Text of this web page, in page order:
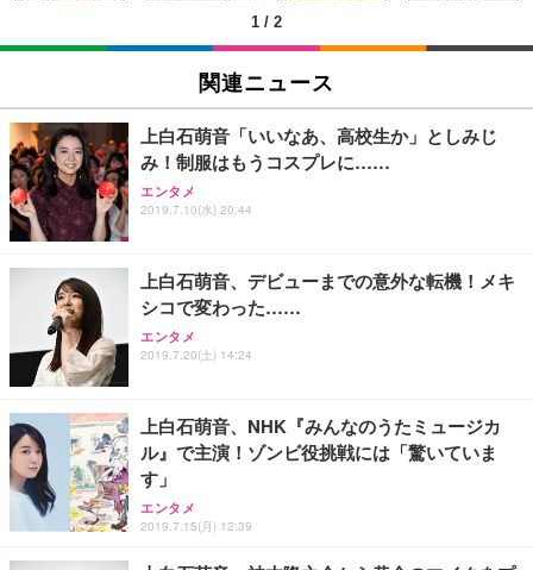
SIHOO B100 オフィスチェア／デスクチェア メッシ
ュチェア 人間工学 疲れない ブラック
￥27,999
Sezlife オフィスチェア デスクチェア 疲れない テレ
ワーク チェア 強化バックレスト 30度ロッキング機
能 人間工学 椅子 腰サポート 90度跳ね上げ式アーム
務用 おしゃれ パソコンチェア (ブラック)
Sezlife オフィスチェア デスクチェア 疲れない テレ
ワーク チェア 強化バックレスト 30度ロッキング機
能 人間工学 椅子 腰サポート 90度跳ね上げ式アーム
務用 おしゃれ パソコンチェア (ホワイト)
ANDWINT オフィスチェア デスクチェア 肘なし メ
ッシュ 通気性 ランバーサポート付き 腰サポート ガ
ス圧無段階昇降 360度回転 キャスター付き コンパク
ト 幅52×奥行58.5×高さ84～96cm テレワーク 在宅
￥4,139
EIZO ビジネス向けプレミアムモニター | FlexScan
￥109,572
【純正品】27"ゲーミングモニター DualSense 充電
フック付き（CFI-ZDM1J）
【整備済み品】Dell E2724HS 27インチ 液晶モニタ
ー フルHD（1920×1080）VA 非光沢 HDMI/DisplayP
ort/VGA スピーカー内蔵 高さ調整 スイベル VESA対
【MiniLED/24.5inch/280Hz/FHD】GRAPHT THE S
HOOTER Gaming Monitor 24” Essential ゲーミン
グモニター QD 24.5インチ 1ms FHD 量子ドット 残
像低減 (3年保証 | 輝点保証 | 日本メーカー)
￥34,980
Amazonベーシック ペットシーツ 厚型 ワイド 42枚
x2袋(84枚) ホワイト(吸収面:ライトブルー)
￥3,234
ネオ・ルーライフ ネオ・オムツ L 中型犬用 26枚入
り 単品
Smart Basic(スマートベーシック) 【Amazon.co.jp
限定】 Smart Basic アイリスオーヤマ ペットシーツ
超厚型 お徳用 ワイド 100枚入 (x 1) (ケース販売)
アイリスオーヤマ ペットシーツ 超厚型 お徳用 レギ
ュラー 200枚入【Amazon.co.jp限定】
￥3,731
1 / 2
関連ニュース
上白石萌音「いいなあ、高校生か」としみじ
み！制服はもうコスプレに……
エンタメ
2019.7.10(水) 20:44
上白石萌音、デビューまでの意外な転機！メキ
シコで変わった……
エンタメ
2019.7.20(土) 14:24
上白石萌音、NHK『みんなのうたミュージカ
ル』で主演！ゾンビ役挑戦には「驚いていま
す」
エンタメ
2019.7.15(月) 12:39